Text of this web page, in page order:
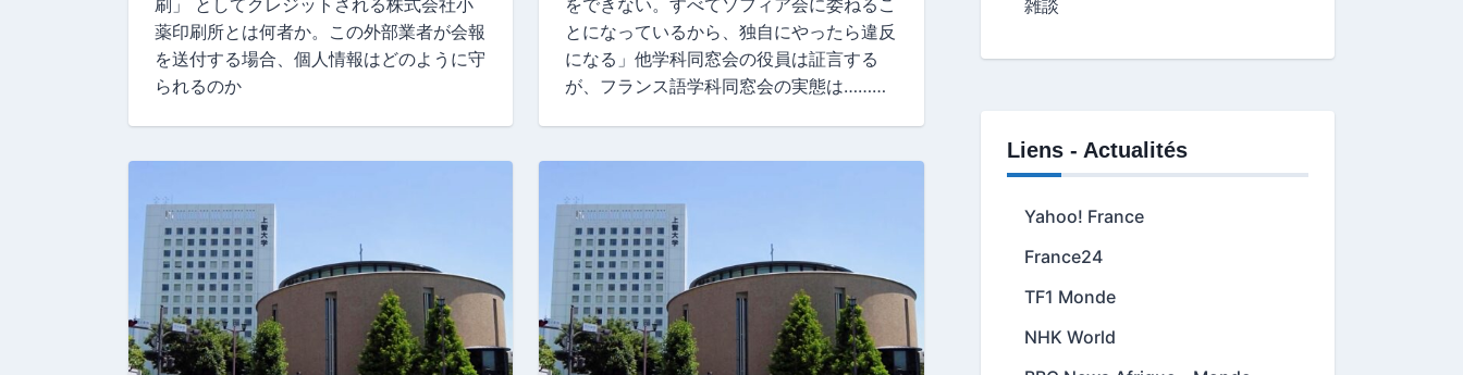
薬印刷所とは何者か。この外部業者が会報
を送付する場合、個人情報はどのように守
られるのか
とになっているから、独自にやったら違反
になる」他学科同窓会の役員は証言する
が、フランス語学科同窓会の実態は………
雑談
Liens - Actualités
Yahoo! France
France24
TF1 Monde
NHK World